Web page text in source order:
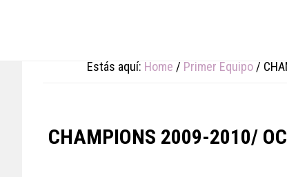
Estás aquí: Home / Primer Equipo /
CHAMPIONS 2009-2010/